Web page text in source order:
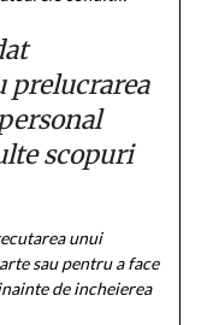
scopuri
unui
sau pentru a face
de incheierea